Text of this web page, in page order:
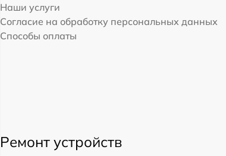
Наши услуги
Согласие на обработку персональных данных
Способы оплаты
Ремонт устройств